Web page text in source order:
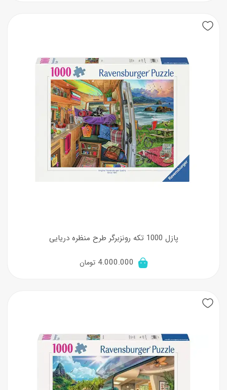
پازل 1000 تکه رونزبرگر طرح منظره دریایی
4.000.000 تومان